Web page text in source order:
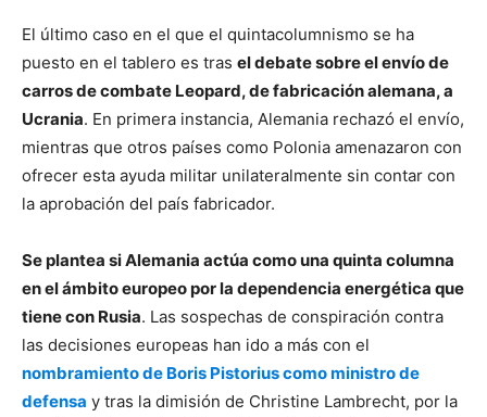
El último caso en el que el quintacolumnismo se ha
puesto en el tablero es tras el debate sobre el envío de
carros de combate Leopard, de fabricación alemana, a
Ucrania. En primera instancia, Alemania rechazó el envío,
mientras que otros países como Polonia amenazaron con
ofrecer esta ayuda militar unilateralmente sin contar con
la aprobación del país fabricador.
Se plantea si Alemania actúa como una quinta columna
en el ámbito europeo por la dependencia energética que
tiene con Rusia. Las sospechas de conspiración contra
las decisiones europeas han ido a más con el
nombramiento de Boris Pistorius como ministro de
defensa y tras la dimisión de Christine Lambrecht, por la